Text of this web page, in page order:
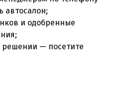
автосалон;
и одобренные
— посетите